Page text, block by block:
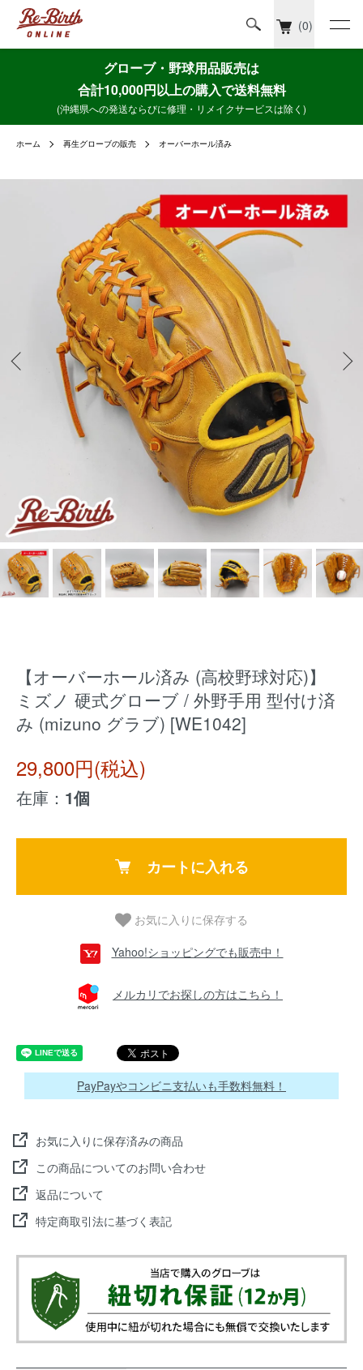
(0)
グローブ・野球用品販売は
合計10,000円以上の購入で送料無料
(沖縄県への発送ならびに修理・リメイクサービスは除く)
ホーム 再生グローブの販売 オーバーホール済み
【オーバーホール済み (高校野球対応)】
ミズノ 硬式グローブ / 外野手用 型付け済
み (mizuno グラブ) [WE1042]
29,800円(税込)
在庫： 1個
カートに入れる
お気に入りに保存する
Yahoo!ショッピングでも販売中！
メルカリでお探しの方はこちら！
PayPayやコンビニ支払いも手数料無料！
お気に入りに保存済みの商品
この商品についてのお問い合わせ
返品について
特定商取引法に基づく表記